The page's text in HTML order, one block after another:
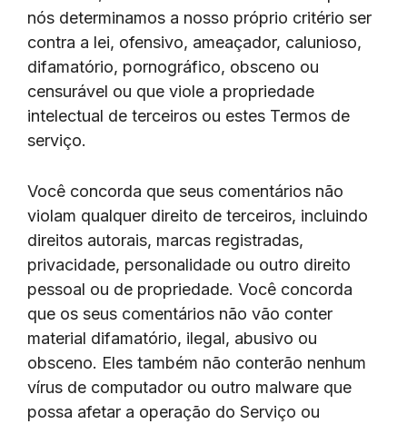
nós determinamos a nosso próprio critério ser
contra a lei, ofensivo, ameaçador, calunioso,
difamatório, pornográfico, obsceno ou
censurável ou que viole a propriedade
intelectual de terceiros ou estes Termos de
serviço.
Você concorda que seus comentários não
violam qualquer direito de terceiros, incluindo
direitos autorais, marcas registradas,
privacidade, personalidade ou outro direito
pessoal ou de propriedade. Você concorda
que os seus comentários não vão conter
material difamatório, ilegal, abusivo ou
obsceno. Eles também não conterão nenhum
vírus de computador ou outro malware que
possa afetar a operação do Serviço ou